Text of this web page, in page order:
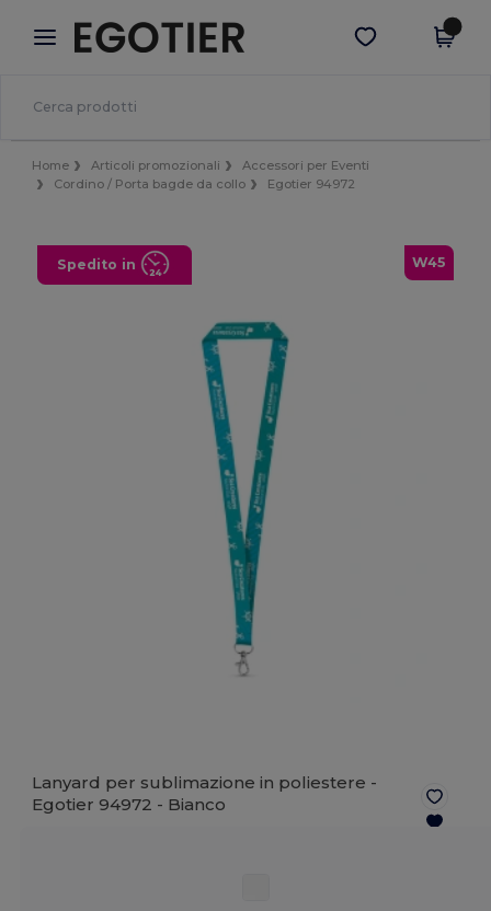
× App Egotier
Prezzi migliori sull'app!
Scarica app
Home Articoli promozionali
Accessori per Eventi
Cordino / Porta bagde da collo
Egotier 94972
W45
Spedito in
Lanyard per sublimazione in poliestere -
Egotier 94972 - Bianco